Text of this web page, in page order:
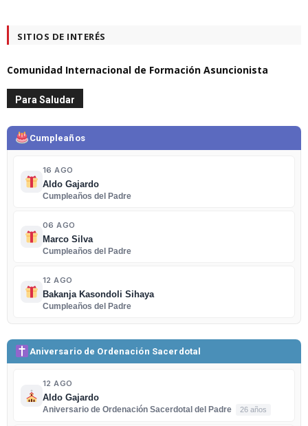
SITIOS DE INTERÉS
Comunidad Internacional de Formación Asuncionista
Para Saludar
Cumpleaños
16 AGO
Aldo Gajardo
Cumpleaños del Padre
06 AGO
Marco Silva
Cumpleaños del Padre
12 AGO
Bakanja Kasondoli Sihaya
Cumpleaños del Padre
Aniversario de Ordenación Sacerdotal
12 AGO
Aldo Gajardo
Aniversario de Ordenación Sacerdotal del Padre
26 años